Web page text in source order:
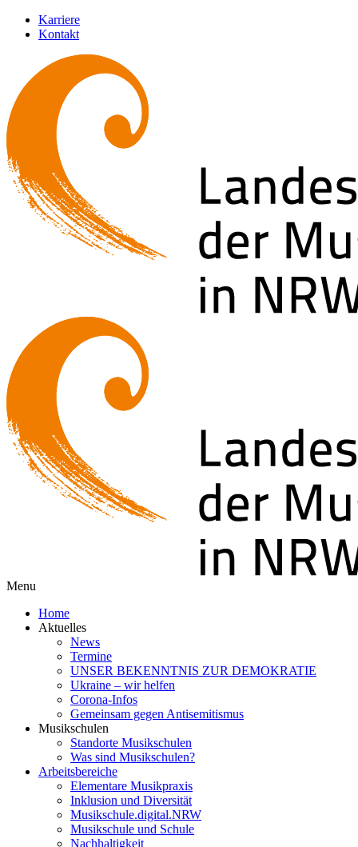
Karriere
Kontakt
Menu
Home
Aktuelles
News
Termine
UNSER BEKENNTNIS ZUR DEMOKRATIE
Ukraine – wir helfen
Corona-Infos
Gemeinsam gegen Antisemitismus
Musikschulen
Standorte Musikschulen
Was sind Musikschulen?
Arbeitsbereiche
Elementare Musikpraxis
Inklusion und Diversität
Musikschule.digital.NRW
Musikschule und Schule
Nachhaltigkeit